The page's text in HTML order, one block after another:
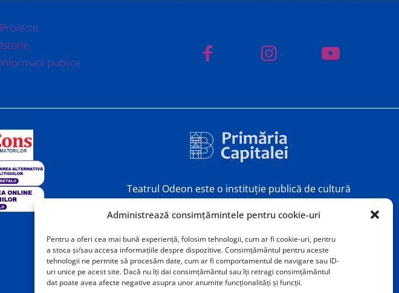
Administrează consimțămintele pentru cookie-uri
Pentru a oferi cea mai bună experiență, folosim tehnologii, cum ar fi cookie-uri, pentru
a stoca și/sau accesa informațiile despre dispozitive. Consimțământul pentru aceste
tehnologii ne permite să procesăm date, cum ar fi comportamentul de navigare sau ID-
uri unice pe acest site. Dacă nu îți dai consimțământul sau îți retragi consimțământul
dat poate avea afecte negative asupra unor anumite funcționalități și funcții.
Proiecte
Istoric
Informații publice
Teatrul Odeon este o instituție publică de cultură